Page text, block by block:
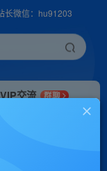
长微信：hu91203
VIP交流
群聊
研究探讨更多创业项目路子。